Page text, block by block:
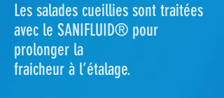
Les salades cueillies sont traitées
avec le SANIFLUID® pour
prolonger la
fraicheur à l’étalage.